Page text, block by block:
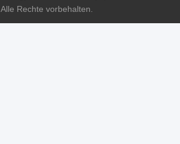
Alle Rechte vorbehalten.